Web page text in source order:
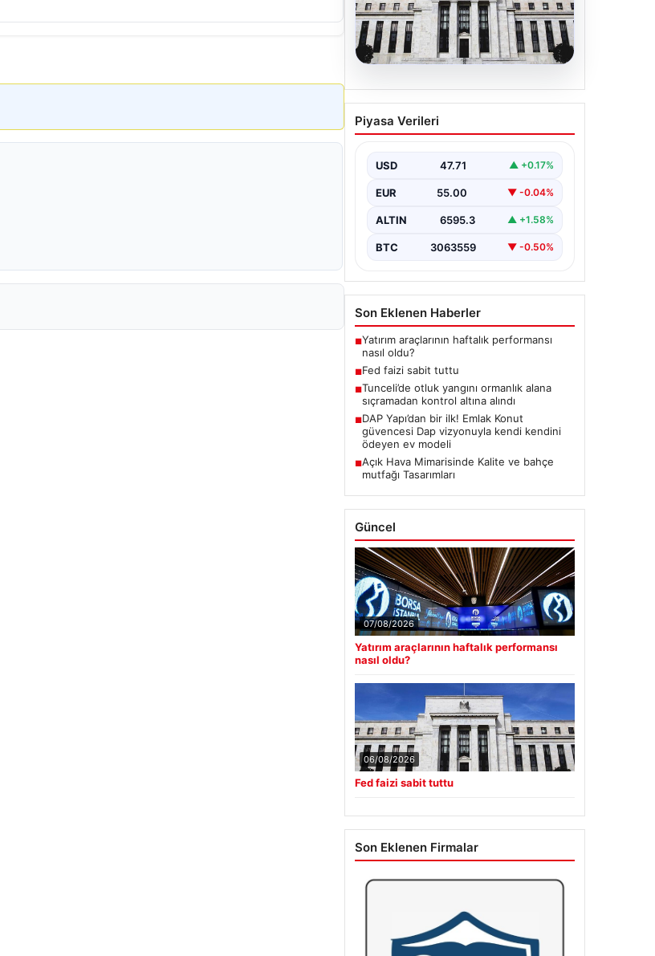
Fed faizi sabit tuttu
Piyasa Verileri
USD 47.71 ▲ +0.17%
EUR 55.00 ▼ -0.04%
ALTIN 6595.3 ▲ +1.58%
BTC 3063559 ▼ -0.50%
Son Eklenen Haberler
■Yatırım araçlarının haftalık performansı
nasıl oldu?
■Fed faizi sabit tuttu
■Tunceli’de otluk yangını ormanlık alana
sıçramadan kontrol altına alındı
■DAP Yapı’dan bir ilk! Emlak Konut
güvencesi Dap vizyonuyla kendi kendini
ödeyen ev modeli
■Açık Hava Mimarisinde Kalite ve bahçe
mutfağı Tasarımları
Güncel
07/08/2026
Yatırım araçlarının haftalık performansı
nasıl oldu?
06/08/2026
Fed faizi sabit tuttu
Son Eklenen Firmalar